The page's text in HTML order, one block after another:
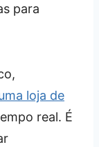
para
loja de
real. É